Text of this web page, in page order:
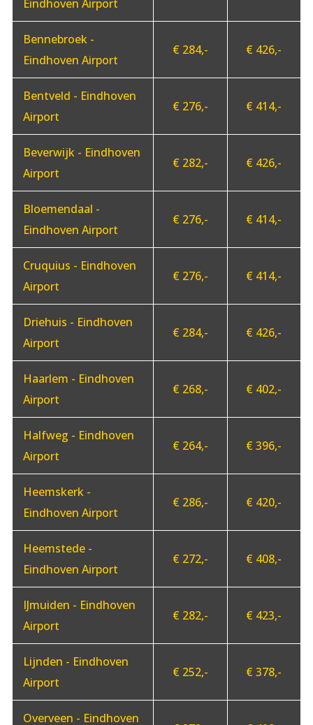
Eindhoven Airport
Bennebroek -
Eindhoven Airport
€ 284,- € 426,-
Bentveld - Eindhoven
Airport
€ 276,- € 414,-
Beverwijk - Eindhoven
Airport
€ 282,- € 426,-
Bloemendaal -
Eindhoven Airport
€ 276,- € 414,-
Cruquius - Eindhoven
Airport
€ 276,- € 414,-
Driehuis - Eindhoven
Airport
€ 284,- € 426,-
Haarlem - Eindhoven
Airport
€ 268,- € 402,-
Halfweg - Eindhoven
Airport
€ 264,- € 396,-
Heemskerk -
Eindhoven Airport
€ 286,- € 420,-
Heemstede -
Eindhoven Airport
€ 272,- € 408,-
IJmuiden - Eindhoven
Airport
€ 282,- € 423,-
Lijnden - Eindhoven
Airport
€ 252,- € 378,-
Overveen - Eindhoven